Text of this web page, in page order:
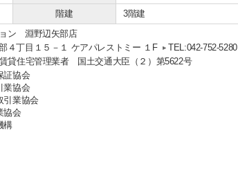
階建 3階建
ン 淵野辺矢部店
４丁目１５－１ ケアパレストミー １F
TEL:042-752-5280
貸住宅管理業者 国土交通大臣（２）第5622号
証協会
業協会
引業協会
協会
構